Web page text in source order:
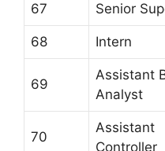
67 Senior
68 Intern
69
Assistant
Analyst
70
Assistant
Controller